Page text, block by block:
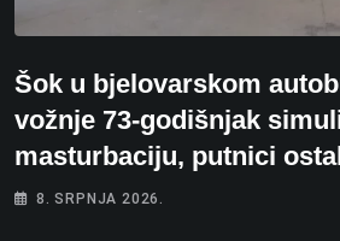
Šok u bjelovarskom
vožnje 73-godišnjak
masturbaciju, putnici
8. SRPNJA 2026.